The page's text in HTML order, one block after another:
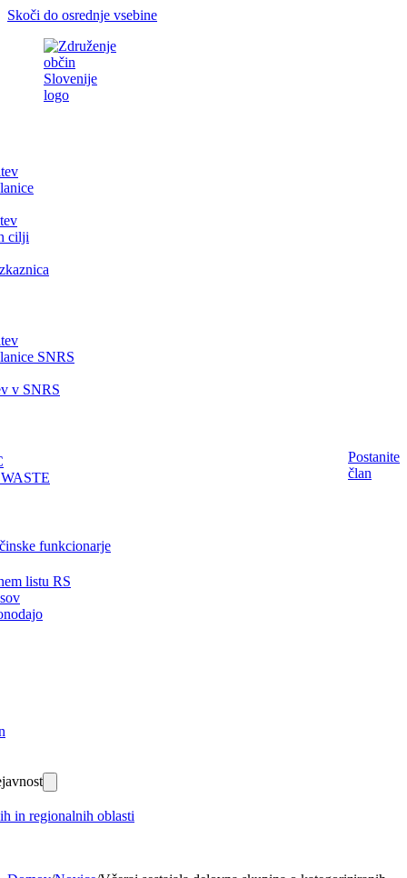
Skoči do osrednje vsebine
cilji
SNRS
v SNRS
funkcionarje
listu RS
in regionalnih oblasti
Postanite
član